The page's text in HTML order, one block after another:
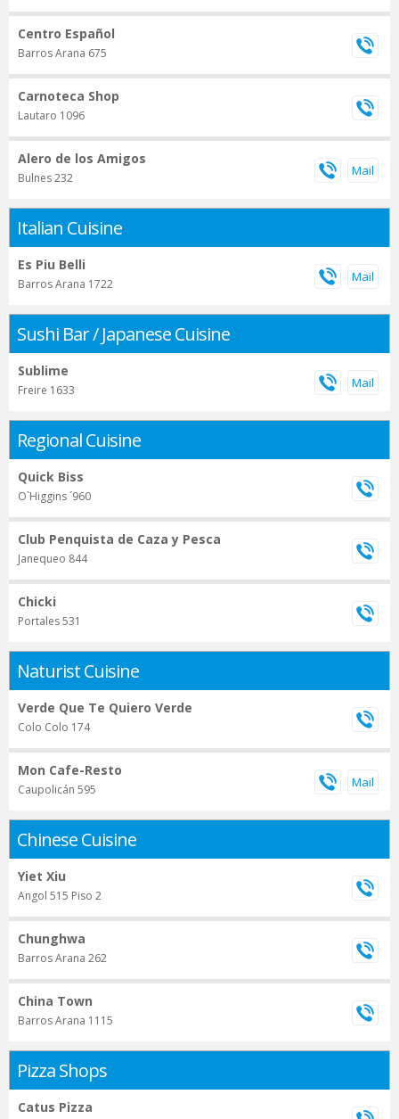
Centro Español
Barros Arana 675
Carnoteca Shop
Lautaro 1096
Alero de los Amigos
Bulnes 232
Italian Cuisine
Es Piu Belli
Barros Arana 1722
Sushi Bar / Japanese Cuisine
Sublime
Freire 1633
Regional Cuisine
Quick Biss
O`Higgins ´960
Club Penquista de Caza y Pesca
Janequeo 844
Chicki
Portales 531
Naturist Cuisine
Verde Que Te Quiero Verde
Colo Colo 174
Mon Cafe-Resto
Caupolicán 595
Chinese Cuisine
Yiet Xiu
Angol 515 Piso 2
Chunghwa
Barros Arana 262
China Town
Barros Arana 1115
Pizza Shops
Catus Pizza